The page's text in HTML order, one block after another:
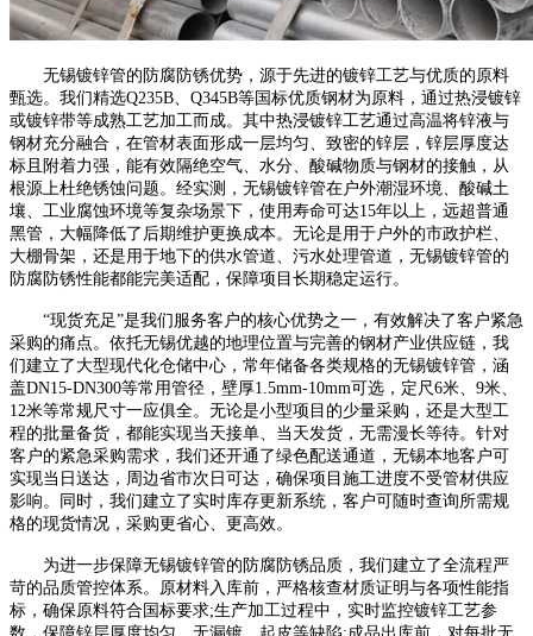
无锡镀锌管的防腐防锈优势，源于先进的镀锌工艺与优质的原料
甄选。我们精选Q235B、Q345B等国标优质钢材为原料，通过热浸镀锌
或镀锌带等成熟工艺加工而成。其中热浸镀锌工艺通过高温将锌液与
钢材充分融合，在管材表面形成一层均匀、致密的锌层，锌层厚度达
标且附着力强，能有效隔绝空气、水分、酸碱物质与钢材的接触，从
根源上杜绝锈蚀问题。经实测，无锡镀锌管在户外潮湿环境、酸碱土
壤、工业腐蚀环境等复杂场景下，使用寿命可达15年以上，远超普通
黑管，大幅降低了后期维护更换成本。无论是用于户外的市政护栏、
大棚骨架，还是用于地下的供水管道、污水处理管道，无锡镀锌管的
防腐防锈性能都能完美适配，保障项目长期稳定运行。
“现货充足”是我们服务客户的核心优势之一，有效解决了客户紧急
采购的痛点。依托无锡优越的地理位置与完善的钢材产业供应链，我
们建立了大型现代化仓储中心，常年储备各类规格的无锡镀锌管，涵
盖DN15-DN300等常用管径，壁厚1.5mm-10mm可选，定尺6米、9米、
12米等常规尺寸一应俱全。无论是小型项目的少量采购，还是大型工
程的批量备货，都能实现当天接单、当天发货，无需漫长等待。针对
客户的紧急采购需求，我们还开通了绿色配送通道，无锡本地客户可
实现当日送达，周边省市次日可达，确保项目施工进度不受管材供应
影响。同时，我们建立了实时库存更新系统，客户可随时查询所需规
格的现货情况，采购更省心、更高效。
为进一步保障无锡镀锌管的防腐防锈品质，我们建立了全流程严
苛的品质管控体系。原材料入库前，严格核查材质证明与各项性能指
标，确保原料符合国标要求;生产加工过程中，实时监控镀锌工艺参